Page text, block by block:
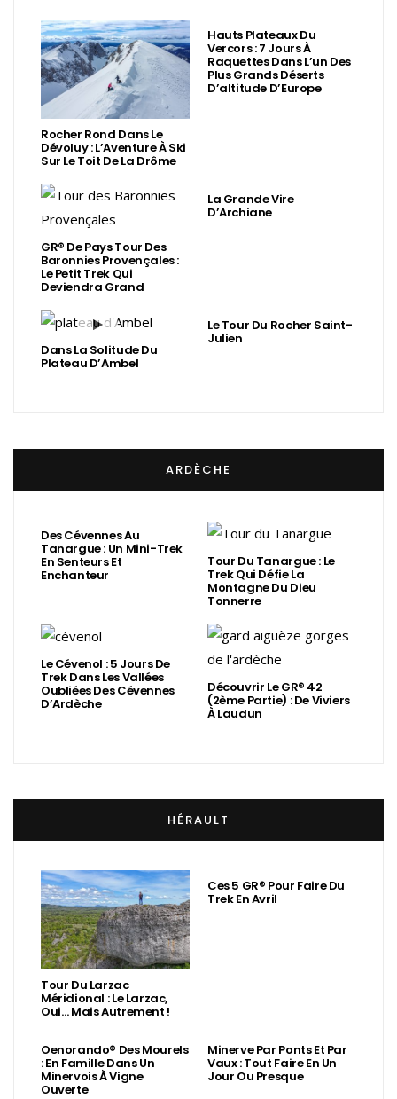
Rocher Rond Dans Le
Dévoluy : L’Aventure À Ski
Sur Le Toit De La Drôme
Hauts Plateaux Du
Vercors : 7 Jours À
Raquettes Dans L’un Des
Plus Grands Déserts
D’altitude D’Europe
GR® De Pays Tour Des
Baronnies Provençales :
Le Petit Trek Qui
Deviendra Grand
La Grande Vire
D’Archiane
Dans La Solitude Du
Plateau D’Ambel
Le Tour Du Rocher Saint-
Julien
ARDÈCHE
Des Cévennes Au
Tanargue : Un Mini-Trek
En Senteurs Et
Enchanteur
Tour Du Tanargue : Le
Trek Qui Défie La
Montagne Du Dieu
Tonnerre
Le Cévenol : 5 Jours De
Trek Dans Les Vallées
Oubliées Des Cévennes
D’Ardèche
Découvrir Le GR® 42
(2ème Partie) : De Viviers
À Laudun
HÉRAULT
Tour Du Larzac
Méridional : Le Larzac,
Oui… Mais Autrement !
Ces 5 GR® Pour Faire Du
Trek En Avril
Oenorando® Des Mourels
: En Famille Dans Un
Minervois À Vigne
Ouverte
Minerve Par Ponts Et Par
Vaux : Tout Faire En Un
Jour Ou Presque